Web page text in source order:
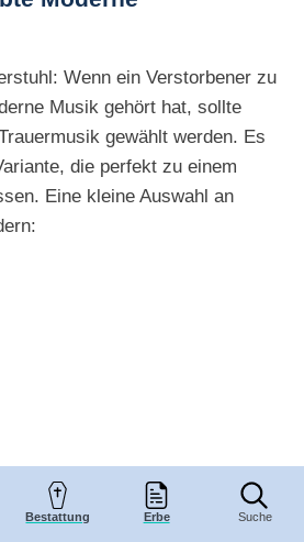
Bestattung Erbe Suche
Wenn ein Verstorbener zu
Musik gehört hat, sollte
gewählt werden. Es
die perfekt zu einem
Eine kleine Auswahl an